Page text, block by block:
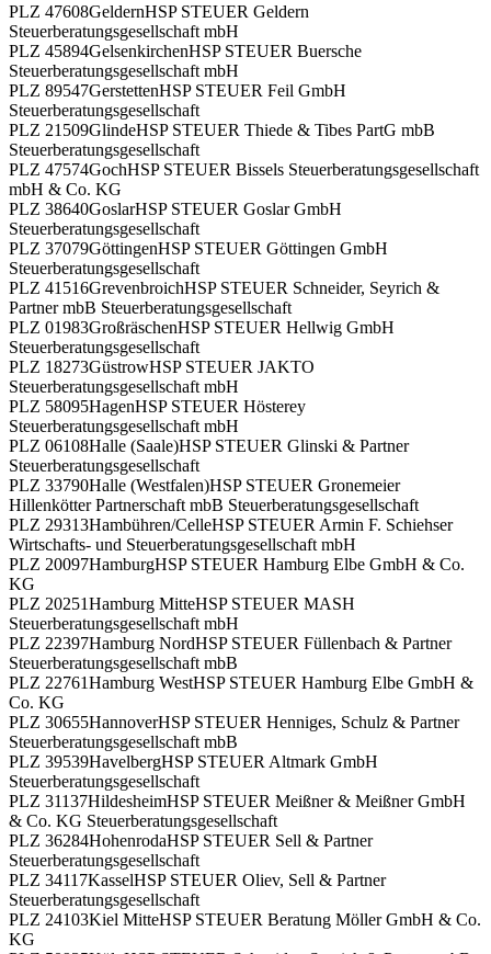
PLZ 47608GeldernHSP STEUER Geldern
Steuerberatungsgesellschaft mbH
PLZ 45894GelsenkirchenHSP STEUER Buersche
Steuerberatungsgesellschaft mbH
PLZ 89547GerstettenHSP STEUER Feil GmbH
Steuerberatungsgesellschaft
PLZ 21509GlindeHSP STEUER Thiede & Tibes PartG mbB
Steuerberatungsgesellschaft
PLZ 47574GochHSP STEUER Bissels Steuerberatungsgesellschaft
mbH & Co. KG
PLZ 38640GoslarHSP STEUER Goslar GmbH
Steuerberatungsgesellschaft
PLZ 37079GöttingenHSP STEUER Göttingen GmbH
Steuerberatungsgesellschaft
PLZ 41516GrevenbroichHSP STEUER Schneider, Seyrich &
Partner mbB Steuerberatungsgesellschaft
PLZ 01983GroßräschenHSP STEUER Hellwig GmbH
Steuerberatungsgesellschaft
PLZ 18273GüstrowHSP STEUER JAKTO
Steuerberatungsgesellschaft mbH
PLZ 58095HagenHSP STEUER Hösterey
Steuerberatungsgesellschaft mbH
PLZ 06108Halle (Saale)HSP STEUER Glinski & Partner
Steuerberatungsgesellschaft
PLZ 33790Halle (Westfalen)HSP STEUER Gronemeier
Hillenkötter Partnerschaft mbB Steuerberatungsgesellschaft
PLZ 29313Hambühren/CelleHSP STEUER Armin F. Schiehser
Wirtschafts- und Steuerberatungsgesellschaft mbH
PLZ 20097HamburgHSP STEUER Hamburg Elbe GmbH & Co.
KG
PLZ 20251Hamburg MitteHSP STEUER MASH
Steuerberatungsgesellschaft mbH
PLZ 22397Hamburg NordHSP STEUER Füllenbach & Partner
Steuerberatungsgesellschaft mbB
PLZ 22761Hamburg WestHSP STEUER Hamburg Elbe GmbH &
Co. KG
PLZ 30655HannoverHSP STEUER Henniges, Schulz & Partner
Steuerberatungsgesellschaft mbB
PLZ 39539HavelbergHSP STEUER Altmark GmbH
Steuerberatungsgesellschaft
PLZ 31137HildesheimHSP STEUER Meißner & Meißner GmbH
& Co. KG Steuerberatungsgesellschaft
PLZ 36284HohenrodaHSP STEUER Sell & Partner
Steuerberatungsgesellschaft
PLZ 34117KasselHSP STEUER Oliev, Sell & Partner
Steuerberatungsgesellschaft
PLZ 24103Kiel MitteHSP STEUER Beratung Möller GmbH & Co.
KG